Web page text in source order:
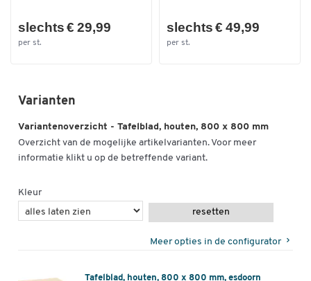
slechts € 29,99
per st.
slechts € 49,99
per st.
Varianten
Variantenoverzicht - Tafelblad, houten, 800 x 800 mm
Overzicht van de mogelijke artikelvarianten. Voor meer
informatie klikt u op de betreffende variant.
Kleur
resetten
Meer opties in de configurator
Tafelblad, houten, 800 x 800 mm, esdoorn